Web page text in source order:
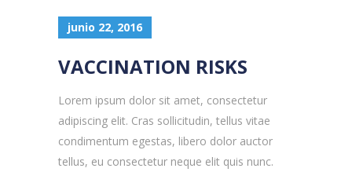
junio 22, 2016
VACCINATION RISKS
Lorem ipsum dolor sit amet, consectetur
adipiscing elit. Cras sollicitudin, tellus vitae
condimentum egestas, libero dolor auctor
tellus, eu consectetur neque elit quis nunc.